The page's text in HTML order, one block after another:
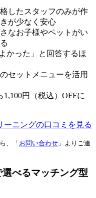
したスタッフのみが作
が少なく安心
なお子様やペットがい
かった」と回答するほ
セットメニューを活用
円（税込）OFFに
ーニングの口コミを見る
、「 お問い合わせ 」よりご連
べるマッチング型